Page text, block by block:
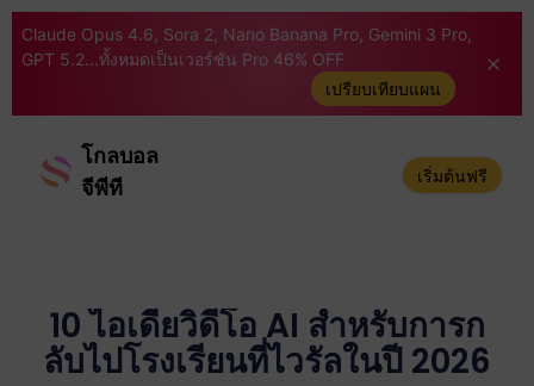
Claude Opus 4.6, Sora 2, Nano Banana Pro, Gemini 3 Pro,
GPT 5.2...ทั้งหมดเป็นเวอร์ชัน Pro 46% OFF
เปรียบเทียบแผน
โกลบอล
จีพีที
เริ่มต้นฟรี
10 ไอเดียวิดีโอ AI สำหรับการก
ลับไปโรงเรียนที่ไวรัลในปี 2026